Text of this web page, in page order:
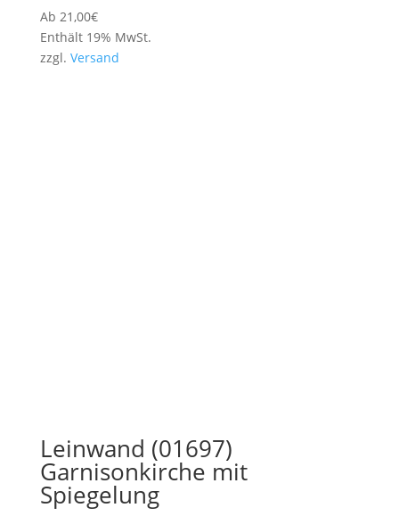
Ab 21,00€
Enthält 19% MwSt.
zzgl. Versand
Leinwand (01697)
Garnisonkirche mit
Spiegelung